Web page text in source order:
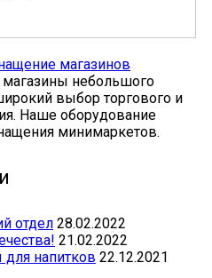
небольшого
выбор торгового и
Наше оборудование
минимаркетов.
отдел 28.02.2022
21.02.2022
напитков 22.12.2021